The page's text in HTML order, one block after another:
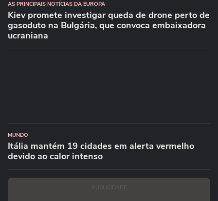
AS PRINCIPAIS NOTÍCIAS DA EUROPA
Kiev promete investigar queda de drone perto de
gasoduto na Bulgária, que convoca embaixadora
ucraniana
MUNDO
Itália mantém 19 cidades em alerta vermelho
devido ao calor intenso
PUBLICIDADE